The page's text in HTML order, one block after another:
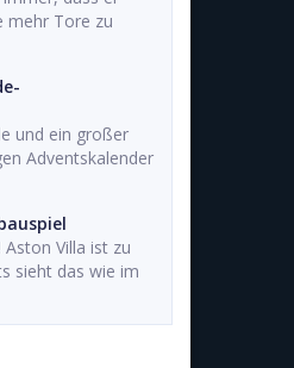
mehr Tore zu
und ein großer
Adventskalender
Villa ist zu
sieht das wie im